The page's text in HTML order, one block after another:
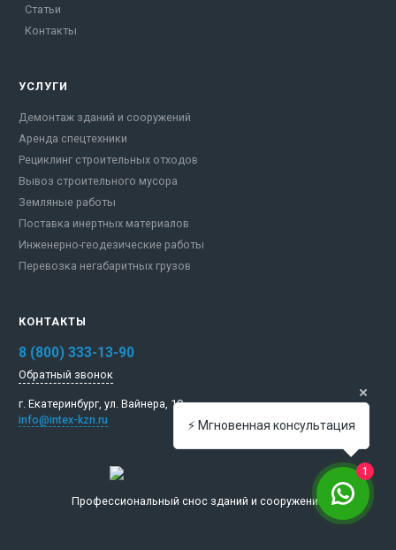
Профессиональный снос зданий и сооружений
Статьи
Контакты
УСЛУГИ
Демонтаж зданий и сооружений
Аренда спецтехники
Рециклинг строительных отходов
Вывоз строительного мусора
Земляные работы
Поставка инертных материалов
Инженерно-геодезические работы
Перевозка негабаритных грузов
КОНТАКТЫ
8 (800) 333-13-90
Обратный звонок
г. Екатеринбург, ул. Вайнера, 10
info@intex-kzn.ru
⚡️ Мгновенная консультация
1